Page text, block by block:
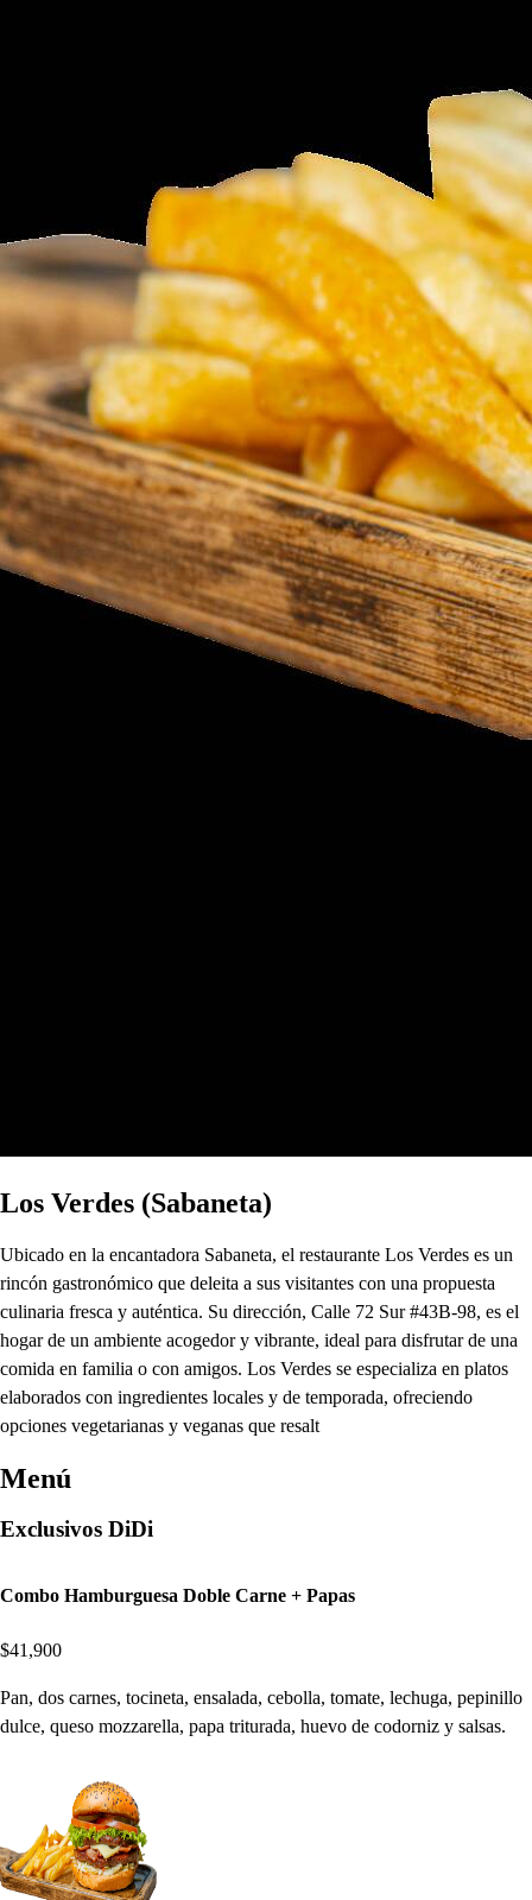
Los Verdes (Sabaneta)
Ubicado en la encantadora Sabaneta, el restaurante Los Verdes es un
rincón gastronómico que deleita a sus visitantes con una propuesta
culinaria fresca y auténtica. Su dirección, Calle 72 Sur #43B-98, es el
hogar de un ambiente acogedor y vibrante, ideal para disfrutar de una
comida en familia o con amigos. Los Verdes se especializa en platos
elaborados con ingredientes locales y de temporada, ofreciendo
opciones vegetarianas y veganas que resalt
Menú
Exclusivos DiDi
Combo Hamburguesa Doble Carne + Papas
$41,900
Pan, dos carnes, tocineta, ensalada, cebolla, tomate, lechuga, pepinillo
dulce, queso mozzarella, papa triturada, huevo de codorniz y salsas.